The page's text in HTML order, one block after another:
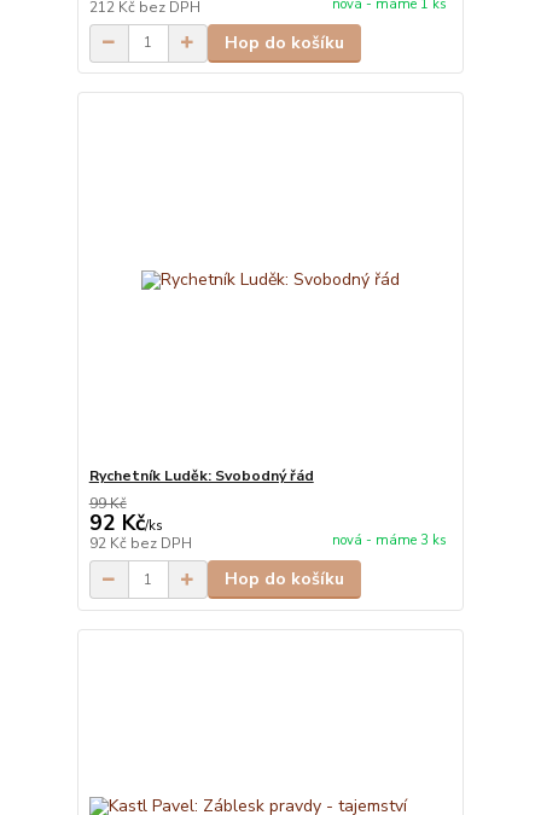
212 Kč bez DPH nová - máme 1 ks
Hop do košíku
Rychetník Luděk: Svobodný řád
99 Kč
92 Kč/ks
92 Kč bez DPH nová - máme 3 ks
Hop do košíku